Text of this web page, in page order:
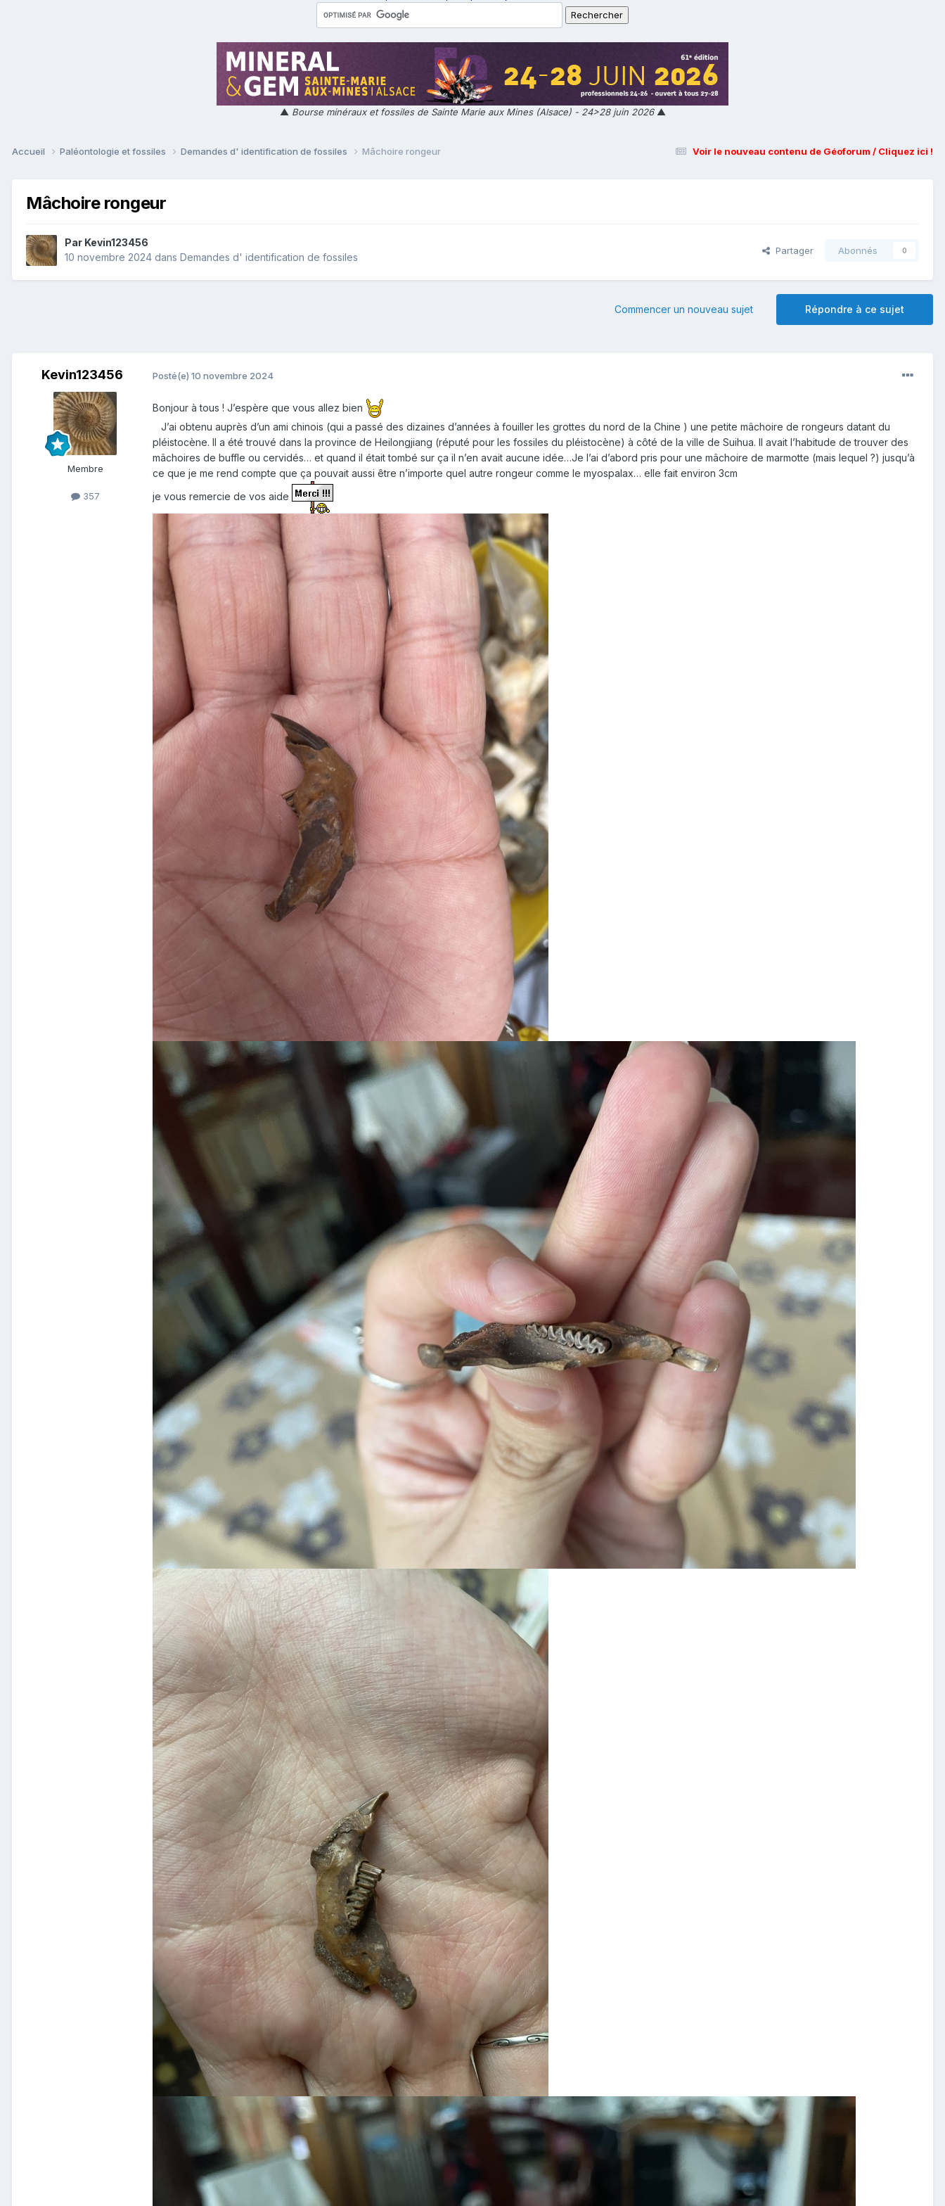
▲ Bourse minéraux et fossiles de Sainte Marie aux Mines (Alsace) - 24>28 juin 2026▲
Voir le nouveau contenu de Géoforum / Cliquez ici !
Accueil Paléontologie et fossiles Demandes d' identification de fossiles Mâchoire rongeur
Mâchoire rongeur
Par Kevin123456
10 novembre 2024 dans Demandes d' identification de fossiles
Partager Abonnés 0
Répondre à ce sujet
Commencer un nouveau sujet
Kevin123456
Membre
357
Posté(e) 10 novembre 2024
Bonjour à tous ! J’espère que vous allez bien
J’ai obtenu auprès d’un ami chinois (qui a passé des dizaines d’années à fouiller les grottes du nord de la Chine ) une petite mâchoire de rongeurs datant du
pléistocène. Il a été trouvé dans la province de Heilongjiang (réputé pour les fossiles du pléistocène) à côté de la ville de Suihua. Il avait l’habitude de trouver des
mâchoires de buffle ou cervidés… et quand il était tombé sur ça il n’en avait aucune idée…Je l’ai d’abord pris pour une mâchoire de marmotte (mais lequel ?) jusqu’à
ce que je me rend compte que ça pouvait aussi être n’importe quel autre rongeur comme le myospalax… elle fait environ 3cm
je vous remercie de vos aide